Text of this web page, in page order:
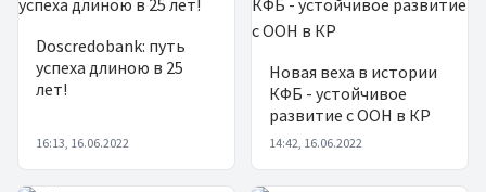
Doscredobank: путь
успеха длиною в 25
лет!
16:13, 16.06.2022
Новая веха в истории
КФБ - устойчивое
развитие с ООН в КР
14:42, 16.06.2022